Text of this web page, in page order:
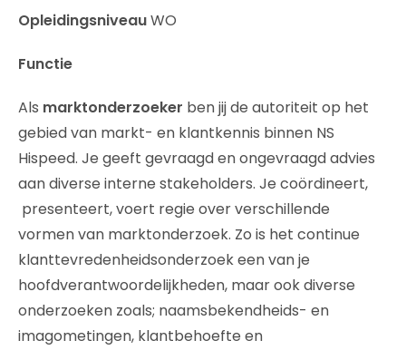
OpleidingsniveauWO
Functie
Als marktonderzoeker ben jij de autoriteit op het
gebied van markt- en klantkennis binnen NS
Hispeed. Je geeft gevraagd en ongevraagd advies
aan diverse interne stakeholders. Je coördineert,
presenteert, voert regie over verschillende
vormen van marktonderzoek. Zo is het continue
klanttevredenheidsonderzoek een van je
hoofdverantwoordelijkheden, maar ook diverse
onderzoeken zoals; naamsbekendheids- en
imagometingen, klantbehoefte en